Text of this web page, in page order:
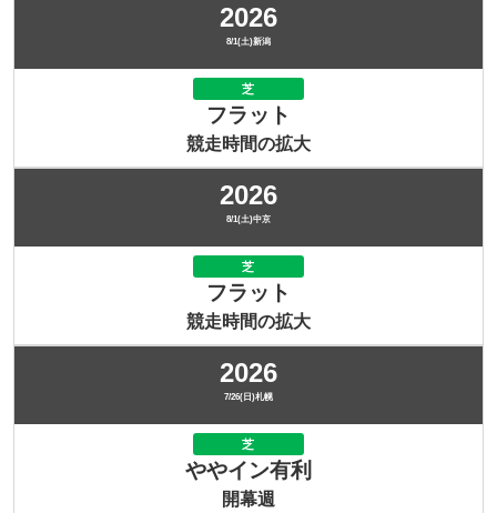
2026
8/1(土)新潟
芝
フラット
競走時間の拡大
2026
8/1(土)中京
芝
フラット
競走時間の拡大
2026
7/26(日)札幌
芝
ややイン有利
開幕週